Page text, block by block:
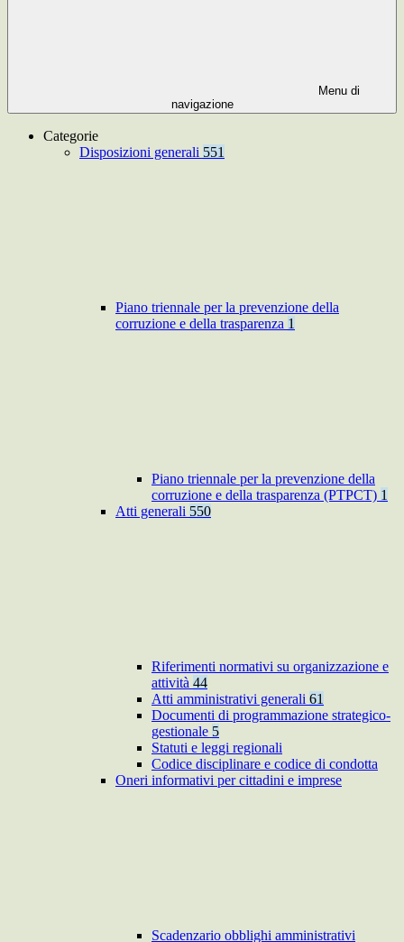
Menu di
navigazione
Categorie
Disposizioni generali 551
Piano triennale per la prevenzione della
corruzione e della trasparenza 1
Piano triennale per la prevenzione della
corruzione e della trasparenza (PTPCT) 1
Atti generali 550
Riferimenti normativi su organizzazione e
attività 44
Atti amministrativi generali 61
Documenti di programmazione strategico-
gestionale 5
Statuti e leggi regionali
Codice disciplinare e codice di condotta
Oneri informativi per cittadini e imprese
Scadenzario obblighi amministrativi